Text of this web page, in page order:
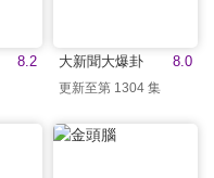
8.2 8.0
大新聞大爆卦
更新至第 1304 集